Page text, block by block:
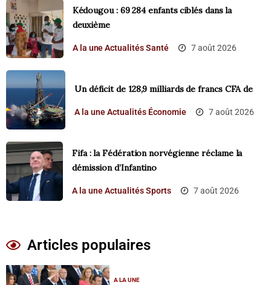
Kédougou : 69 284 enfants ciblés dans la
deuxième
A la une Actualités Santé 7 août 2026
Un déficit de 128,9 milliards de francs CFA de
A la uneActualités Économie 7 août 2026
Fifa : la Fédération norvégienne réclame la
démission d’Infantino
A la uneActualités Sports 7 août 2026
Articles populaires
A LA UNE